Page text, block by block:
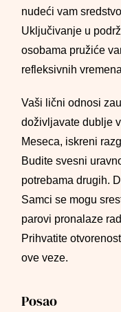
nudeći vam
Uključivanje u
osobama pružiće
refleksivnih
Vaši lični odnosi
doživljavate dublje
Meseca, iskreni
Budite svesni
potrebama drugih.
Samci se mogu
parovi pronalaze
Prihvatite
ove veze.
Posao